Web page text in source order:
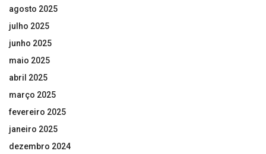
agosto 2025
julho 2025
junho 2025
maio 2025
abril 2025
março 2025
fevereiro 2025
janeiro 2025
dezembro 2024